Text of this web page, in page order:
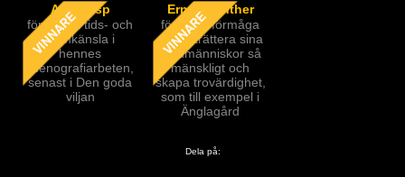
Anna Asp
för utsökt tids- och
formkänsla i
hennes
scenografiarbeten,
senast i Den goda
viljan
Ernst Günther
för hans förmåga
att porträttera sina
medmänniskor så
mänskligt och
skapa trovärdighet,
som till exempel i
Änglagård
Dela på: